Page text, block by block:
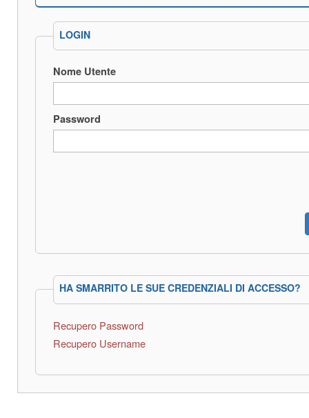
LOGIN
Nome Utente
Password
HA SMARRITO LE SUE CREDENZIALI DI ACCESSO?
Recupero Password
Recupero Username